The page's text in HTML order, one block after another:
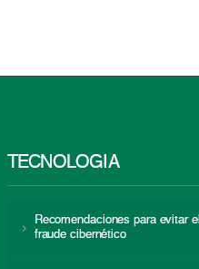
TECNOLOGÍA
Recomendaciones para evitar el
fraude cibernético